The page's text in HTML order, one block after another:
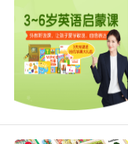
10. Just a
等一会儿 我看看